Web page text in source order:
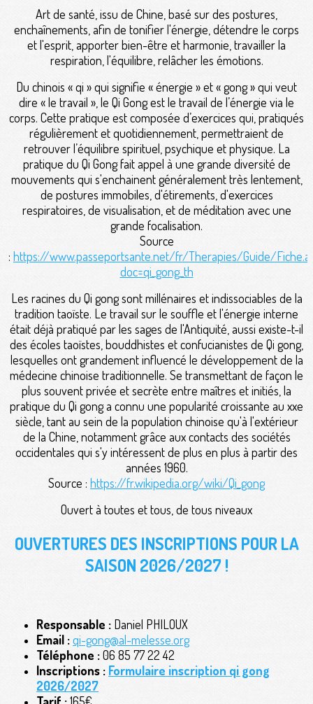
Art de santé, issu de Chine, basé sur des postures,
enchaînements, afin de tonifier l'énergie, détendre le corps
et l'esprit, apporter bien-être et harmonie, travailler la
respiration, l'équilibre, relâcher les émotions.
Du chinois « qi » qui signifie « énergie » et « gong » qui veut
dire « le travail », le Qi Gong est le travail de l’énergie via le
corps. Cette pratique est composée d’exercices qui, pratiqués
régulièrement et quotidiennement, permettraient de
retrouver l’équilibre spirituel, psychique et physique. La
pratique du Qi Gong fait appel à une grande diversité de
mouvements qui s'enchainent généralement très lentement,
de postures immobiles, d'étirements, d'exercices
respiratoires, de visualisation, et de méditation avec une
grande focalisation.
Source
: https://www.passeportsante.net/fr/Therapies/Guide/
doc=qi_gong_th
Les racines du Qi gong sont millénaires et indissociables de la
tradition taoïste. Le travail sur le souffle et l'énergie interne
était déjà pratiqué par les sages de l'Antiquité, aussi existe-t-il
des écoles taoïstes, bouddhistes et confucianistes de Qi gong,
lesquelles ont grandement influencé le développement de la
médecine chinoise traditionnelle. Se transmettant de façon le
plus souvent privée et secrète entre maîtres et initiés, la
pratique du Qi gong a connu une popularité croissante au xxe
siècle, tant au sein de la population chinoise qu'à l'extérieur
de la Chine, notamment grâce aux contacts des sociétés
occidentales qui s'y intéressent de plus en plus à partir des
années 1960.
Source : https://fr.wikipedia.org/wiki/Qi_gong
Ouvert à toutes et tous, de tous niveaux
OUVERTURES DES INSCRIPTIONS POUR LA
SAISON 2026/2027 !
Responsable : Daniel PHILOUX
Email :qi-gong@al-melesse.org
Téléphone :06 85 77 22 42
Inscriptions : Formulaire inscription qi gong
2026/2027